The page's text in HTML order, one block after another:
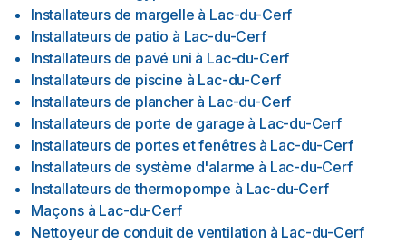
Installateurs de margelle à Lac-du-Cerf
Installateurs de patio à Lac-du-Cerf
Installateurs de pavé uni à Lac-du-Cerf
Installateurs de piscine à Lac-du-Cerf
Installateurs de plancher à Lac-du-Cerf
Installateurs de porte de garage à Lac-du-Cerf
Installateurs de portes et fenêtres à Lac-du-Cerf
Installateurs de système d'alarme à Lac-du-Cerf
Installateurs de thermopompe à Lac-du-Cerf
Maçons à Lac-du-Cerf
Nettoyeur de conduit de ventilation à Lac-du-Cerf